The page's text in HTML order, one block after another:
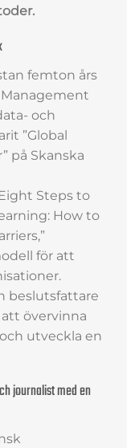
femton års
och
”Global
på Skanska
Steps to
How to
för att
beslutsfattare
övervinna
utveckla en
journalist med en